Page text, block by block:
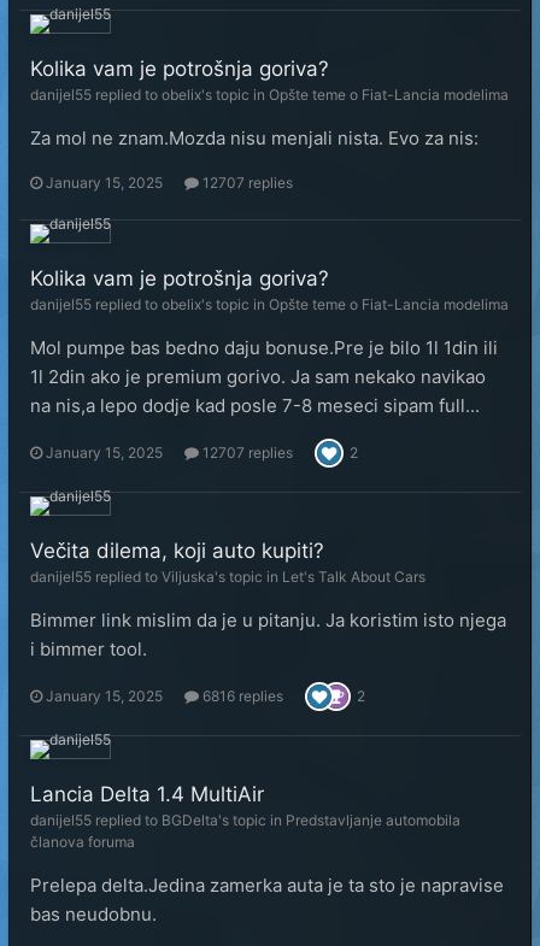
Kolika vam je potrošnja goriva?
danijel55 replied to obelix's topic in Opšte teme o Fiat-Lancia modelima
Za mol ne znam.Mozda nisu menjali nista. Evo za nis:
January 15, 2025 12707 replies
Kolika vam je potrošnja goriva?
danijel55 replied to obelix's topic in Opšte teme o Fiat-Lancia modelima
Mol pumpe bas bedno daju bonuse.Pre je bilo 1l 1din ili
1l 2din ako je premium gorivo. Ja sam nekako navikao
na nis,a lepo dodje kad posle 7-8 meseci sipam full...
January 15, 2025 12707 replies 2
Večita dilema, koji auto kupiti?
danijel55 replied to Viljuska's topic in Let's Talk About Cars
Bimmer link mislim da je u pitanju. Ja koristim isto njega
i bimmer tool.
January 15, 2025 6816 replies 2
Lancia Delta 1.4 MultiAir
danijel55 replied to BGDelta's topic in Predstavljanje automobila
članova foruma
Prelepa delta.Jedina zamerka auta je ta sto je napravise
bas neudobnu.